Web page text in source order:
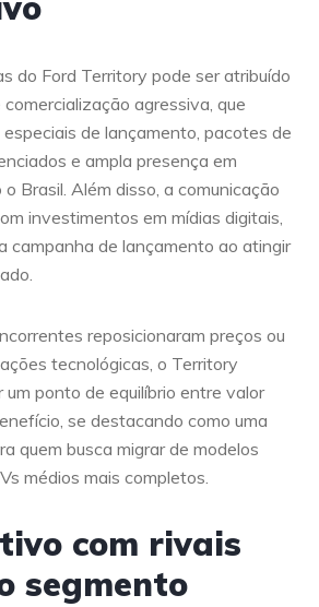
do Ford Territory pode ser atribuído
agressiva, que
de lançamento, pacotes de
e ampla presença em
Brasil. Além disso, a comunicação
investimentos em mídias digitais,
campanha de lançamento ao atingir
reposicionaram preços ou
tecnológicas, o Territory
um ponto de equilíbrio entre valor
se destacando como uma
quem busca migrar de modelos
médios mais completos.
com rivais
segmento